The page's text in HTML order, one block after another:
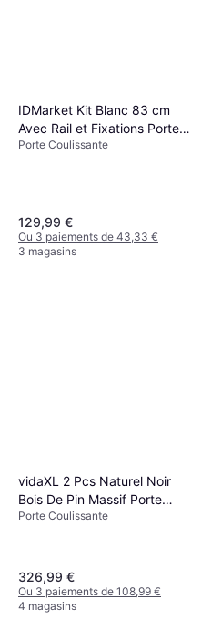
IDMarket Kit Blanc 83 cm
Avec Rail et Fixations Porte
Coulissante (83x)
Porte Coulissante
129,99 €
Ou 3 paiements de 43,33 €
3 magasins
vidaXL 2 Pcs Naturel Noir
Bois De Pin Massif Porte
Coulissante (x)
Porte Coulissante
326,99 €
Ou 3 paiements de 108,99 €
4 magasins